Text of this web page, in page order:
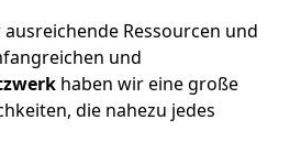
Ressourcen und
und
haben wir eine große
die nahezu jedes